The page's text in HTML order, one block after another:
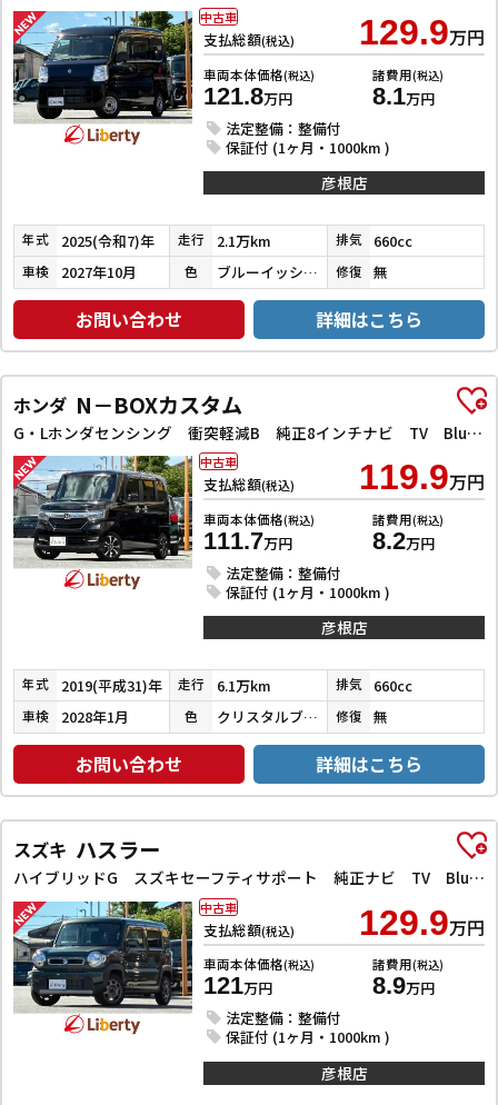
支払総額(税込) 129.9万円
車両本体価格(税込)
121.8万円
諸費用(税込)
8.1万円
法定整備：整備付
保証付 (1ヶ月・1000km )
中古車
彦根店
年式 2025(令和7)年 走行 2.1万km 排気 660cc
車検 2027年10月 色 ブルーイッシュブラックパール３ 修復 無
お問い合わせ 詳細はこちら
ホンダ N－BOXカスタム
G・Lホンダセンシング 衝突軽減B 純正8インチナビ TV Bluetooth対応 Bカメラ ビルドインETC 両側自動ドア アダプティブクルーズコントロール LEDヘッドライト スマートキー プッシュスタート 純正アルミ
支払総額(税込) 119.9万円
車両本体価格(税込)
111.7万円
諸費用(税込)
8.2万円
法定整備：整備付
保証付 (1ヶ月・1000km )
中古車
彦根店
年式 2019(平成31)年 走行 6.1万km 排気 660cc
車検 2028年1月 色 クリスタルブラックパール 修復 無
お問い合わせ 詳細はこちら
スズキ ハスラー
ハイブリッドG スズキセーフティサポート 純正ナビ TV Bluetooth対応 スマートキー プッシュスタート アイドリングストップ 前席シートヒーター オートエアコン 電動格納ミラー ヘッドライトレベライザー
支払総額(税込) 129.9万円
車両本体価格(税込)
121万円
諸費用(税込)
8.9万円
法定整備：整備付
保証付 (1ヶ月・1000km )
中古車
彦根店